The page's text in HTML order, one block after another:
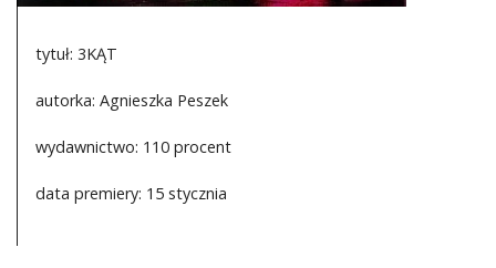
tytuł: 3KĄT
autorka: Agnieszka Peszek
wydawnictwo: 110 procent
data premiery: 15 stycznia